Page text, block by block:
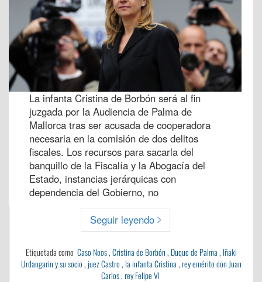
La infanta Cristina de Borbón será al fin
juzgada por la Audiencia de Palma de
Mallorca tras ser acusada de cooperadora
necesaria en la comisión de dos delitos
fiscales. Los recursos para sacarla del
banquillo de la Fiscalía y la Abogacía del
Estado, instancias jerárquicas con
dependencia del Gobierno, no
Seguir leyendo
Etiquetada como Caso Noos,Cristina de Borbón, Duque de Palma, Iñaki
Urdangarin y su socio, juez Castro, la infanta Cristina,rey emérito don Juan
Carlos,rey Felipe VI